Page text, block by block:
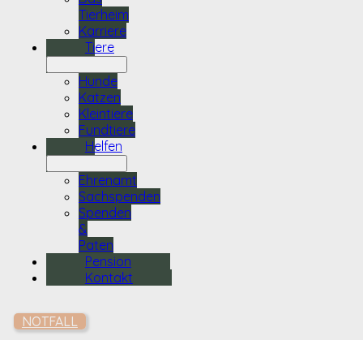
Tierheim
Karriere
Tiere
Hunde
Katzen
Kleintiere
Fundtiere
Helfen
Ehrenamt
Sachspenden
Spenden
&
Paten
Pension
Kontakt
NOTFALL